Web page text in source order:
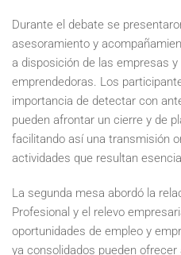
Durante el debate se
asesoramiento y
a disposición de las empresas
emprendedoras. Los
importancia de detectar con
pueden afrontar un cierre y de
facilitando así una transmisión
actividades que resultan
La segunda mesa abordó la
Profesional y el relevo
oportunidades de empleo y
ya consolidados pueden